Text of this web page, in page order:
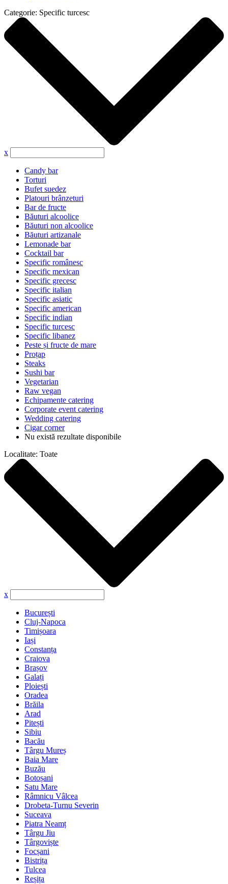
Categorie: Specific turcesc
x
Candy bar
Torturi
Bufet suedez
Platouri brânzeturi
Bar de fructe
Băuturi alcoolice
Băuturi non alcoolice
Băuturi artizanale
Lemonade bar
Cocktail bar
Specific românesc
Specific mexican
Specific grecesc
Specific italian
Specific asiatic
Specific american
Specific indian
Specific turcesc
Specific libanez
Peste și fructe de mare
Proțap
Steaks
Sushi bar
Vegetarian
Raw vegan
Echipamente catering
Corporate event catering
Wedding catering
Cigar corner
Nu există rezultate disponibile
Localitate: Toate
x
București
Cluj-Napoca
Timișoara
Iași
Constanța
Craiova
Brașov
Galați
Ploiești
Oradea
Brăila
Arad
Pitești
Sibiu
Bacău
Târgu Mureș
Baia Mare
Buzău
Botoșani
Satu Mare
Râmnicu Vâlcea
Drobeta-Turnu Severin
Suceava
Piatra Neamț
Târgu Jiu
Târgoviște
Focșani
Bistrița
Tulcea
Reșița